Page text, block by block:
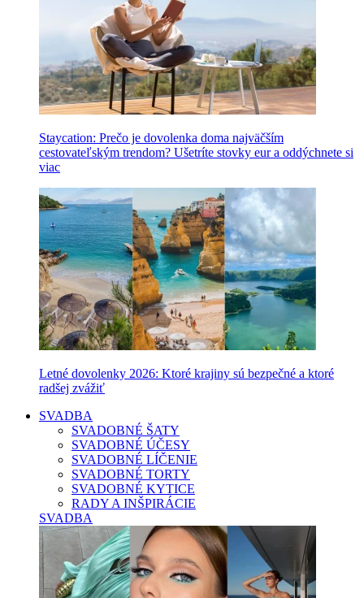
Staycation: Prečo je dovolenka doma najväčším
cestovateľským trendom? Ušetríte stovky eur a oddýchnete si
viac
Letné dovolenky 2026: Ktoré krajiny sú bezpečné a ktoré
radšej zvážiť
SVADBA
SVADOBNÉ ŠATY
SVADOBNÉ ÚČESY
SVADOBNÉ LÍČENIE
SVADOBNÉ TORTY
SVADOBNÉ KYTICE
RADY A INŠPIRÁCIE
SVADBA